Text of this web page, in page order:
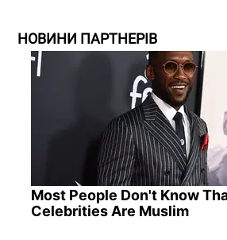
НОВИНИ ПАРТНЕРІВ
Most People Don't Know
Celebrities Are Muslim